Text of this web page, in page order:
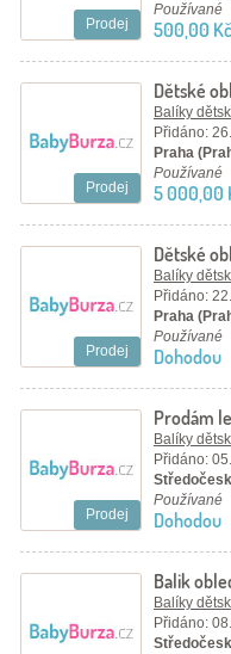
Prodej
Používané
500,00 Kč
Prodej
Dětské
znackove
Balíky
Přidáno:
Praha
Používané
5 000,00
Prodej
Dětské
Balíky
Přidáno:
Praha
Používané
Dohodou
Prodej
Prodám
86 az 104
Balíky
Přidáno:
Používané
Dohodou
Balik
Balíky
Přidáno: